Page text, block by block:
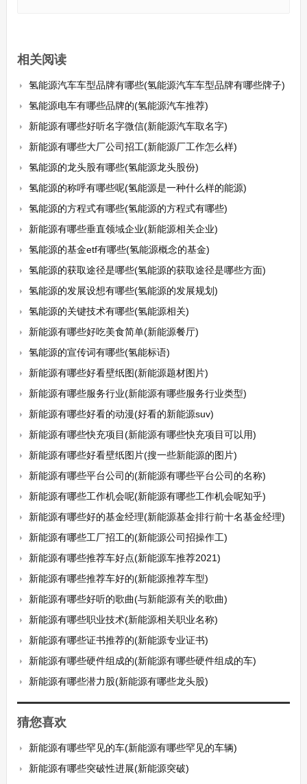
相关阅读
氢能源汽车车型品牌有哪些(氢能源汽车车型品牌有哪些牌子)
氢能源电车有哪些品牌的(氢能源汽车推荐)
新能源有哪些好听名字微信(新能源汽车取名字)
新能源有哪些大厂公司招工(新能源厂工作怎么样)
氢能源的龙头股有哪些(氢能源龙头股份)
氢能源的称呼有哪些呢(氢能源是一种什么样的能源)
氢能源的方程式有哪些(氢能源的方程式有哪些)
新能源有哪些垂直领域企业(新能源相关企业)
氢能源的基金etf有哪些(氢能源概念的基金)
氢能源的获取途径是哪些(氢能源的获取途径是哪些方面)
氢能源的发展设想有哪些(氢能源的发展规划)
氢能源的关键技术有哪些(氢能源相关)
新能源有哪些好吃美食简单(新能源餐厅)
氢能源的宣传词有哪些(氢能标语)
新能源有哪些好看壁纸图(新能源题材图片)
新能源有哪些服务行业(新能源有哪些服务行业类型)
新能源有哪些好看的动漫(好看的新能源suv)
新能源有哪些快充项目(新能源有哪些快充项目可以用)
新能源有哪些好看壁纸图片(搜一些新能源的图片)
新能源有哪些平台公司的(新能源有哪些平台公司的名称)
新能源有哪些工作机会呢(新能源有哪些工作机会呢知乎)
新能源有哪些好的基金经理(新能源基金排行前十名基金经理)
新能源有哪些工厂招工的(新能源公司招操作工)
新能源有哪些推荐车好点(新能源车推荐2021)
新能源有哪些推荐车好的(新能源推荐车型)
新能源有哪些好听的歌曲(与新能源有关的歌曲)
新能源有哪些职业技术(新能源相关职业名称)
新能源有哪些证书推荐的(新能源专业证书)
新能源有哪些硬件组成的(新能源有哪些硬件组成的车)
新能源有哪些潜力股(新能源有哪些龙头股)
猜您喜欢
新能源有哪些罕见的车(新能源有哪些罕见的车辆)
新能源有哪些突破性进展(新能源突破)